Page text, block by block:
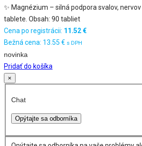
✨ Magnézium – silná podpora svalov,
tablete. Obsah: 90 tabliet
Cena po registrácii: 11.52€
Bežná cena: 13.55 € s DPH
novinka
Pridať do košíka
×
Chat
Opýtajte sa odborníka